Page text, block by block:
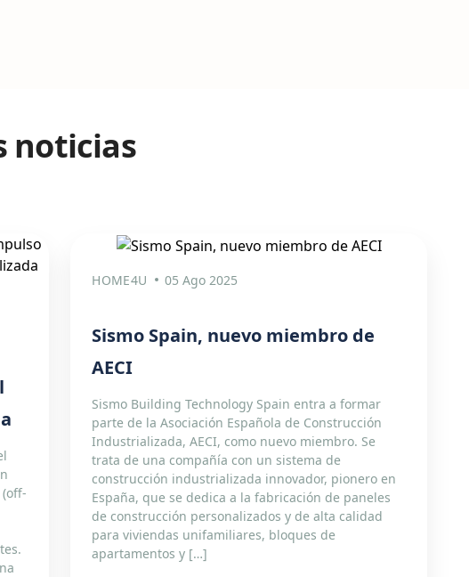
noticias
HOME4U 05 Ago 2025
Sismo Spain, nuevo miembro de
AECI
Sismo Building Technology Spain entra a formar
parte de la Asociación Española de Construcción
Industrializada, AECI, como nuevo miembro. Se
trata de una compañía con un sistema de
construcción industrializada innovador, pionero en
España, que se dedica a la fabricación de paneles
de construcción personalizados y de alta calidad
para viviendas unifamiliares, bloques de
apartamentos y […]